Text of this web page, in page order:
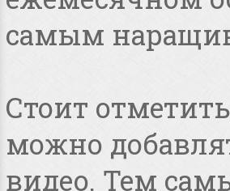
самым
Стоит
можно
видео. Тем